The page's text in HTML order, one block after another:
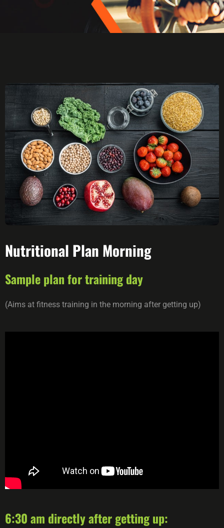
Nutritional Plan Morning
Sample plan for training day
(Aims at fitness training in the morning after getting up)
6:30 am directly after getting up: